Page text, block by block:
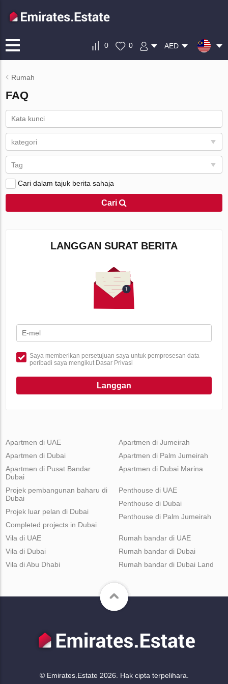
0 0 AED
Rumah
FAQ
kategori
Tag
Cari
Cari dalam tajuk berita sahaja
LANGGAN SURAT BERITA
Saya memberikan persetujuan saya untuk pemprosesan data
peribadi saya mengikut Dasar Privasi
Langgan
Apartmen di UAE
Apartmen di Dubai
Apartmen di Pusat Bandar
Dubai
Apartmen di Jumeirah
Apartmen di Palm Jumeirah
Apartmen di Dubai Marina
Projek pembangunan baharu di
Dubai
Projek luar pelan di Dubai
Completed projects in Dubai
Penthouse di UAE
Penthouse di Dubai
Penthouse di Palm Jumeirah
Vila di UAE
Vila di Dubai
Vila di Abu Dhabi
Rumah bandar di UAE
Rumah bandar di Dubai
Rumah bandar di Dubai Land
© Emirates.Estate 2026. Hak cipta terpelihara.